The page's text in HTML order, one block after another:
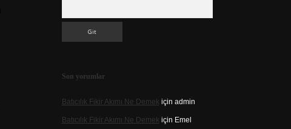
Son yorumlar
Batıcılık Fikir Akımı Ne Demek için admin
Batıcılık Fikir Akımı Ne Demek için Emel